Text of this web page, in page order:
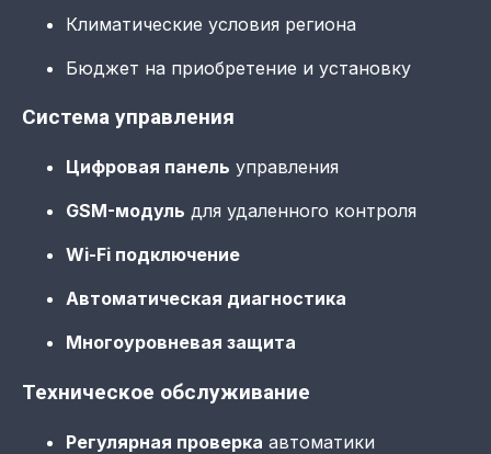
Климатические условия региона
Бюджет на приобретение и установку
Система управления
Цифровая панель управления
GSM-модуль для удаленного контроля
Wi-Fi подключение
Автоматическая диагностика
Многоуровневая защита
Техническое обслуживание
Регулярная проверка автоматики